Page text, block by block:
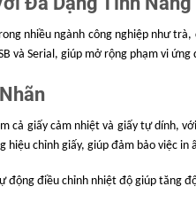
UPCA+2, UPCA+5,
CPOST, MSI, MSIC,
EAN14, QRCODE
8
xoay 0°, 90°, 180°,
nhiều ngành công nghiệp như
và Serial, giúp mở rộng phạm vi ứng
cả giấy cảm nhiệt và giấy tự dính,
chỉnh giấy, giúp đảm bảo việc
động điều chỉnh nhiệt độ giúp